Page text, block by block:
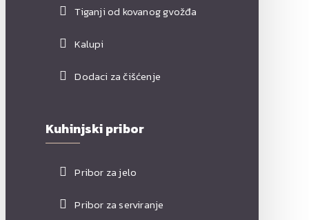
Tiganji od kovanog gvožđa
Kalupi
Dodaci za čišćenje
Kuhinjski pribor
Pribor za jelo
Pribor za serviranje